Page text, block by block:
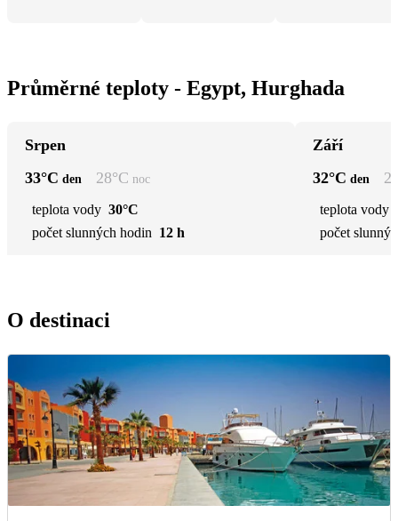
Průměrné teploty - Egypt, Hurghada
Srpen
33°C den 28°C noc
teplota vody 30°C
počet slunných hodin 12 h
Září
32°C den
teplota vody
počet
O destinaci